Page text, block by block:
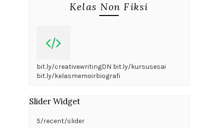
Kelas Non Fiksi
bit.ly/creativewritingDN bit.ly/kursusesai
bit.ly/kelasmemoirbiografi
Slider Widget
5/recent/slider